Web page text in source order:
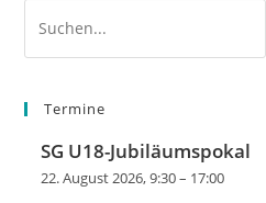
Termine
SG U18-Jubiläumspokal
22. August 2026, 9:30– 17:00